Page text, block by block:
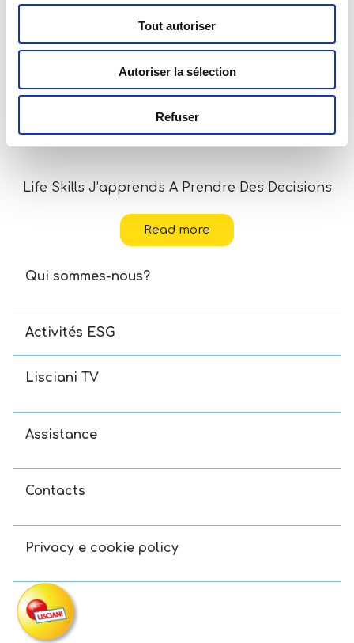
Tout autoriser
Autoriser la sélection
Refuser
Life Skills J’apprends A Prendre Des Decisions
Read more
Qui sommes-nous?
Activités ESG
Lisciani TV
Assistance
Contacts
Privacy e cookie policy